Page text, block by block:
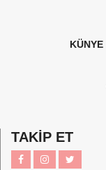
KÜNYE
TAKİP ET